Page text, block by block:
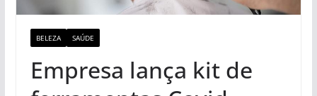
BELEZA SAÚDE
Empresa lança kit de